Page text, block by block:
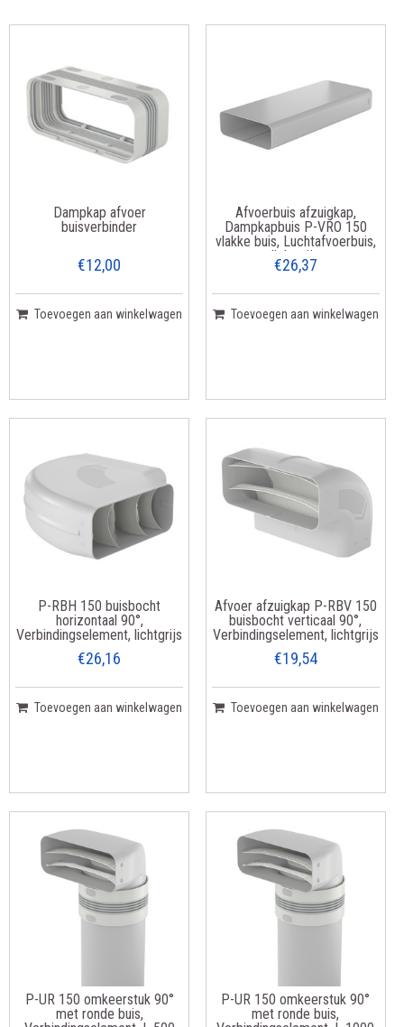
Dampkap afvoer
buisverbinder
€12,00
Toevoegen aan winkelwagen
Afvoerbuis afzuigkap,
Dampkapbuis P-VRO 150
vlakke buis, Luchtafvoerbuis,
lichtgrijs
€26,37
Toevoegen aan winkelwagen
P-RBH 150 buisbocht
horizontaal 90°,
Verbindingselement, lichtgrijs
€26,16
Toevoegen aan winkelwagen
Afvoer afzuigkap P-RBV 150
buisbocht verticaal 90°,
Verbindingselement, lichtgrijs
€19,54
Toevoegen aan winkelwagen
P-UR 150 omkeerstuk 90°
met ronde buis,
P-UR 150 omkeerstuk 90°
met ronde buis,